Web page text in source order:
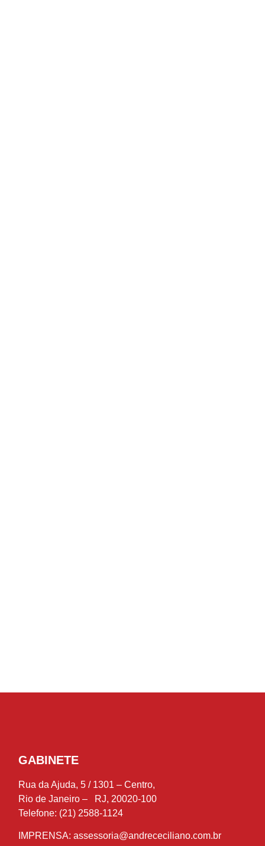
GABINETE
Rua da Ajuda, 5 / 1301 – Centro,
Rio de Janeiro – RJ, 20020-100
Telefone: (21) 2588-1124
IMPRENSA: assessoria@andrececiliano.com.br